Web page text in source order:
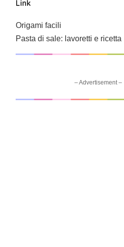
Link
Origami facili
Pasta di sale: lavoretti e ricetta
– Advertisement –